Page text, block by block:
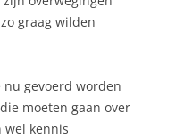
graag wilden
gevoerd worden
moeten gaan over
wel kennis